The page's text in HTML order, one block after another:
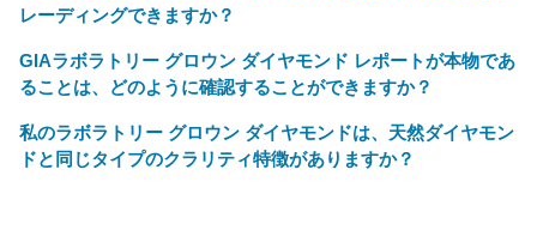
レーディングできますか？
GIAラボラトリー グロウン ダイヤモンド レポートが本物であ
ることは、どのように確認することができますか？
私のラボラトリー グロウン ダイヤモンドは、天然ダイヤモン
ドと同じタイプのクラリティ特徴がありますか？